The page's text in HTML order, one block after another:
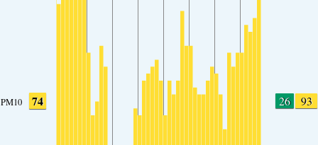
PM10 74 26 93